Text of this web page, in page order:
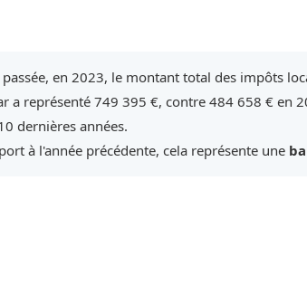
passée, en 2023, le montant total des impôts
a représenté 749 395 €, contre 484 658 € en
dernières années.
à l'année précédente, cela représente une